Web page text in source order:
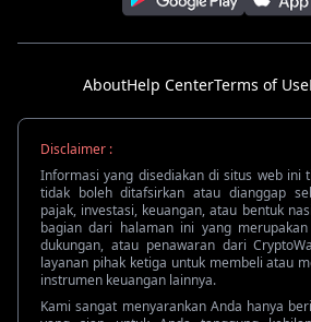
AboutHelp CenterTerms of Use
Disclaimer :
Informasi yang disediakan di situs web ini
tidak boleh ditafsirkan atau dianggap
pajak, investasi, keuangan, atau bentuk
bagian dari halaman ini yang
dukungan, atau penawaran dari
layanan pihak ketiga untuk membeli atau
instrumen keuangan lainnya.
Kami sangat menyarankan Anda hanya